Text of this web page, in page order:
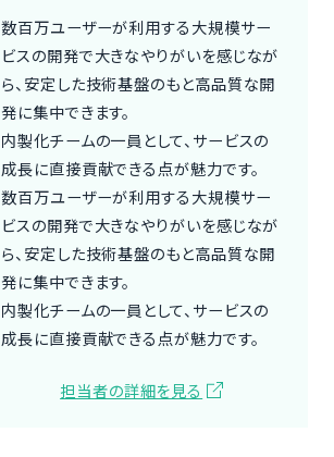
数百万ユーザーが利用する大規模サー
ビスの開発で大きなやりがいを感じなが
ら、安定した技術基盤のもと高品質な開
発に集中できます。
内製化チームの一員として、サービスの
成長に直接貢献できる点が魅力です。
数百万ユーザーが利用する大規模サー
ビスの開発で大きなやりがいを感じなが
ら、安定した技術基盤のもと高品質な開
発に集中できます。
内製化チームの一員として、サービスの
成長に直接貢献できる点が魅力です。
担当者の詳細を見る